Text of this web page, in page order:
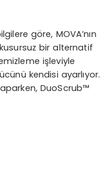
göre, MOVA’nın
bir alternatif
işleviyle
kendisi ayarlıyor.
DuoScrub™